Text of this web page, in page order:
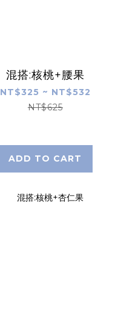
混搭:核桃+腰果
NT$325 ~ NT$532
NT$625
ADD TO CART